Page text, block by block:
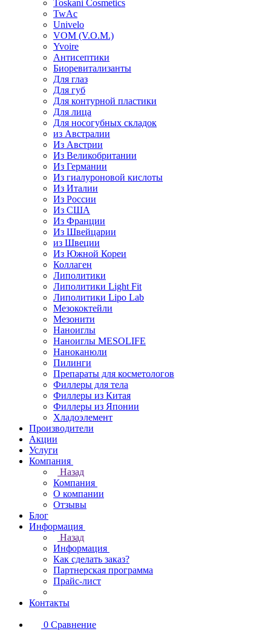
Toskani Cosmetics
TwAc
Univelo
VOM (V.O.M.)
Yvoire
Антисептики
Биоревитализанты
Для глаз
Для губ
Для контурной пластики
Для лица
Для носогубных складок
из Австралии
Из Австрии
Из Великобритании
Из Германии
Из гиалуроновой кислоты
Из Италии
Из России
Из США
Из Франции
Из Швейцарии
из Швеции
Из Южной Кореи
Коллаген
Липолитики
Липолитики Light Fit
Липолитики Lipo Lab
Мезококтейли
Мезонити
Наноиглы
Наноиглы MESOLIFE
Наноканюли
Пилинги
Препараты для косметологов
Филлеры для тела
Филлеры из Китая
Филлеры из Японии
Хладоэлемент
Производители
Акции
Услуги
Компания
Назад
Компания
О компании
Отзывы
Блог
Информация
Назад
Информация
Как сделать заказ?
Партнерская программа
Прайс-лист
Контакты
0 Сравнение